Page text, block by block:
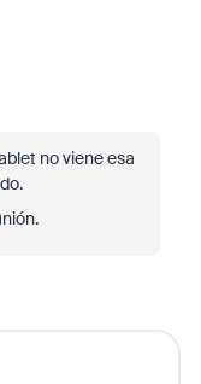
no viene esa